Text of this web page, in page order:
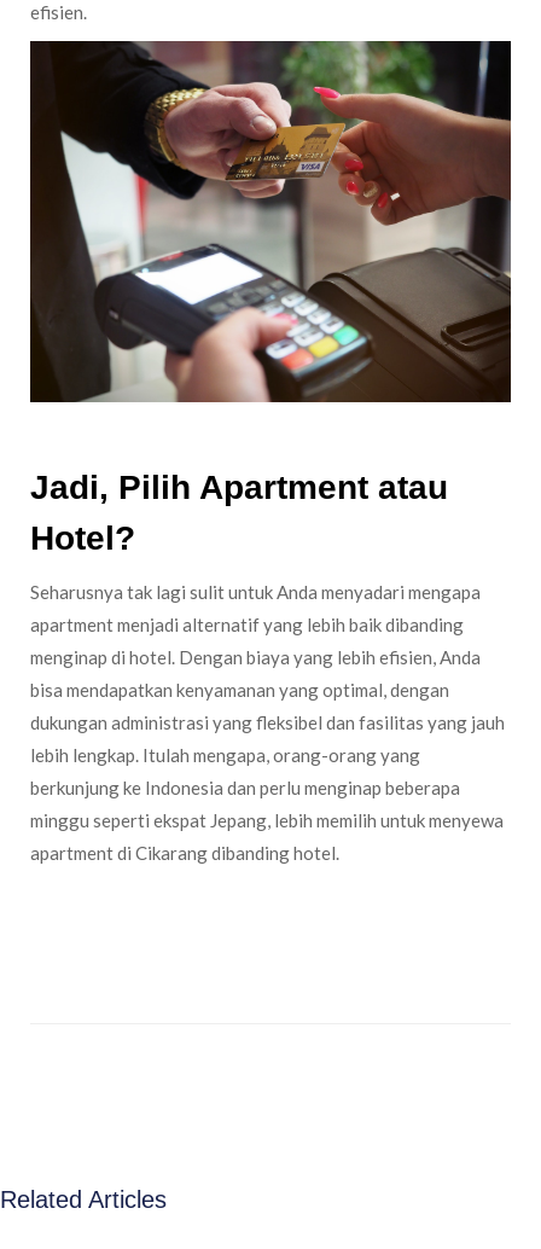
efisien.
Jadi, Pilih Apartment atau
Hotel?
Seharusnya tak lagi sulit untuk Anda menyadari mengapa
apartment menjadi alternatif yang lebih baik dibanding
menginap di hotel. Dengan biaya yang lebih efisien, Anda
bisa mendapatkan kenyamanan yang optimal, dengan
dukungan administrasi yang fleksibel dan fasilitas yang jauh
lebih lengkap. Itulah mengapa, orang-orang yang
berkunjung ke Indonesia dan perlu menginap beberapa
minggu seperti ekspat Jepang, lebih memilih untuk menyewa
apartment di Cikarang dibanding hotel.
Related Articles